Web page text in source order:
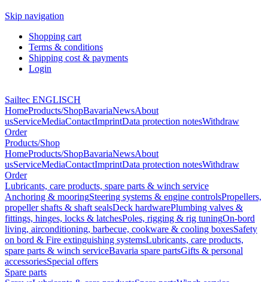
Skip navigation
Shopping cart
Terms & conditions
Shipping cost & payments
Login
Sailtec ENGLISCH
HomeProducts/ShopBavariaNewsAbout
usServiceMediaContactImprintData protection notesWithdraw
Order
Products/Shop
HomeProducts/ShopBavariaNewsAbout
usServiceMediaContactImprintData protection notesWithdraw
Order
Lubricants, care products, spare parts & winch service
Anchoring & mooringSteering systems & engine controlsPropellers,
propeller shafts & shaft sealsDeck hardwarePlumbing valves &
fittings, hinges, locks & latchesPoles, rigging & rig tuningOn-bord
living, airconditioning, barbecue, cookware & cooling boxesSafety
on bord & Fire extinguishing systemsLubricants, care products,
spare parts & winch serviceBavaria spare partsGifts & personal
accessoriesSpecial offers
Spare parts